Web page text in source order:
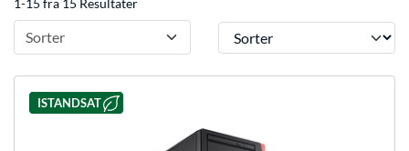
1-15 fra 15 Resultater
Sorter Sorter
ISTANDSAT